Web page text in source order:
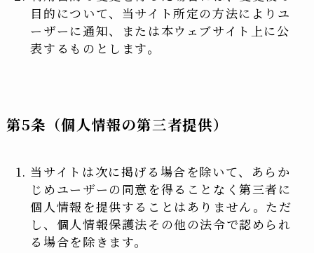
目的について、当サイト所定の方法によりユ
ーザーに通知、または本ウェブサイト上に公
表するものとします。
第5条（個人情報の第三者提供）
当サイトは次に掲げる場合を除いて、あらか
じめユーザーの同意を得ることなく第三者に
個人情報を提供することはありません。ただ
し、個人情報保護法その他の法令で認められ
る場合を除きます。